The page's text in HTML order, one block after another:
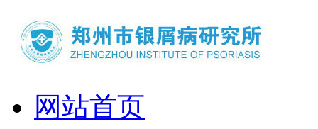
网站首页